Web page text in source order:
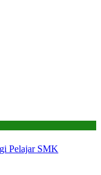
Pelajar SMK